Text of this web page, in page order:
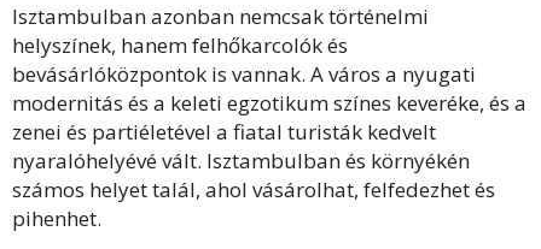
Isztambulban azonban nemcsak történelmi
helyszínek, hanem felhőkarcolók és
bevásárlóközpontok is vannak. A város a nyugati
modernitás és a keleti egzotikum színes keveréke, és a
zenei és partiéletével a fiatal turisták kedvelt
nyaralóhelyévé vált. Isztambulban és környékén
számos helyet talál, ahol vásárolhat, felfedezhet és
pihenhet.